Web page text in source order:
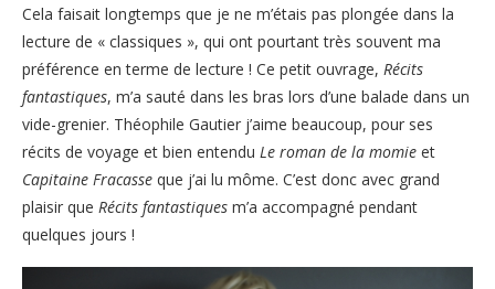
Cela faisait longtemps que je ne m’étais pas plongée dans la
lecture de « classiques », qui ont pourtant très souvent ma
préférence en terme de lecture ! Ce petit ouvrage, Récits
fantastiques, m’a sauté dans les bras lors d’une balade dans un
vide-grenier. Théophile Gautier j’aime beaucoup, pour ses
récits de voyage et bien entendu Le roman de la momie et
Capitaine Fracasse que j’ai lu môme. C’est donc avec grand
plaisir que Récits fantastiques m’a accompagné pendant
quelques jours !